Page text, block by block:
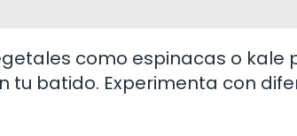
como espinacas o
tu batido. Experimenta con